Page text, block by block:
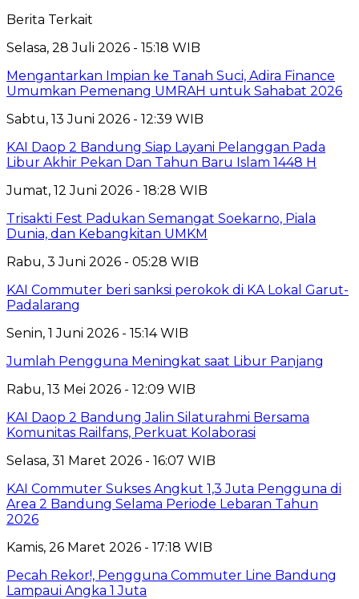
Berita Terkait
Selasa, 28 Juli 2026 - 15:18 WIB
Mengantarkan Impian ke Tanah Suci, Adira Finance
Umumkan Pemenang UMRAH untuk Sahabat 2026
Sabtu, 13 Juni 2026 - 12:39 WIB
KAI Daop 2 Bandung Siap Layani Pelanggan Pada
Libur Akhir Pekan Dan Tahun Baru Islam 1448 H
Jumat, 12 Juni 2026 - 18:28 WIB
Trisakti Fest Padukan Semangat Soekarno, Piala
Dunia, dan Kebangkitan UMKM
Rabu, 3 Juni 2026 - 05:28 WIB
KAI Commuter beri sanksi perokok di KA Lokal Garut-
Padalarang
Senin, 1 Juni 2026 - 15:14 WIB
Jumlah Pengguna Meningkat saat Libur Panjang
Rabu, 13 Mei 2026 - 12:09 WIB
KAI Daop 2 Bandung Jalin Silaturahmi Bersama
Komunitas Railfans, Perkuat Kolaborasi
Selasa, 31 Maret 2026 - 16:07 WIB
KAI Commuter Sukses Angkut 1,3 Juta Pengguna di
Area 2 Bandung Selama Periode Lebaran Tahun
2026
Kamis, 26 Maret 2026 - 17:18 WIB
Pecah Rekor!, Pengguna Commuter Line Bandung
Lampaui Angka 1 Juta